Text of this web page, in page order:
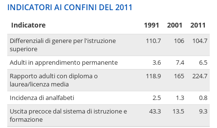
INDICATORI AI CONFINI DEL 2011
Indicatore 1991 2001 2011
Differenziali di genere per l'istruzione
superiore
110.7 106 104.7
Adulti in apprendimento permanente 3.6 7.4
6.5
Rapporto adulti con diploma o
laurea/licenza media
118.9 165 224.7
Incidenza di analfabeti 2.5 1.3
0.8
Uscita precoce dal sistema di istruzione e
formazione
43.3 13.5 9.3